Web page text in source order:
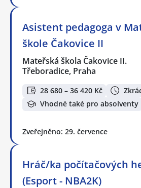
Asistent pedagoga v
škole Čakovice II
Mateřská škola Čakovice II.
Třeboradice, Praha
28 680 – 36 420 Kč
Vhodné také pro absolventy
Zveřejněno: 29. července
Hráč/ka počítačových
(Esport - NBA2K)